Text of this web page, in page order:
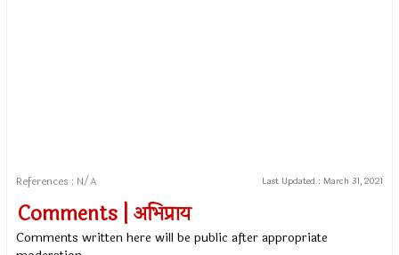
References : N/A Last Updated : March 31, 2021
Comments | अभिप्राय
Comments written here will be public after appropriate